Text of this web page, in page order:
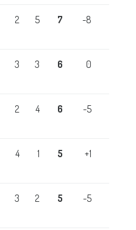
2 5 7 -8
3 3 6 0
2 4 6 -5
4 1 5 +1
3 2 5 -5